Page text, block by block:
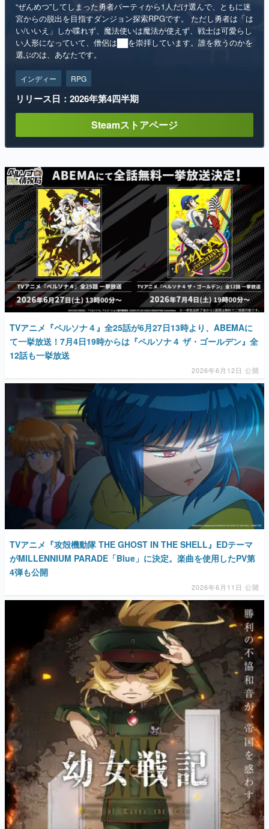
“ぜんめつ”してしまった勇者パーティから1人だけ選んで、ともに迷
宮からの脱出を目指すダンジョン探索RPGです。 ただし勇者は「は
い/いいえ」しか喋れず、魔法使いは魔法が使えず、戦士は可愛らし
い人形になっていて、僧侶は██を崇拝しています。誰を救うのかを
選ぶのは、あなたです。
インディー RPG
リリース日：2026年第4四半期
Steamストアページ
TVアニメ『ペルソナ４』全25話が6月27日13時より、ABEMAに
て一挙放送！7月4日19時からは『ペルソナ４ ザ・ゴールデン』全
12話も一挙放送
2026年6月12日 公開
TVアニメ『攻殻機動隊 THE GHOST IN THE SHELL』EDテーマ
がMILLENNIUM PARADE「Blue」に決定。楽曲を使用したPV第
4弾も公開
2026年6月11日 公開